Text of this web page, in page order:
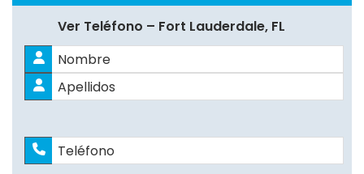
Ver Teléfono – Fort Lauderdale, FL
Nombre*
Nombres
Teléfono